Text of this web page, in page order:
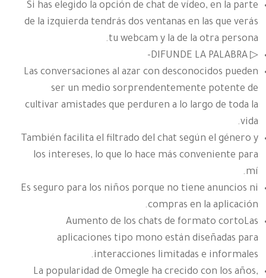
Si has elegido la opción de chat de vídeo, en la parte
de la izquierda tendrás dos ventanas en las que verás
tu webcam y la de la otra persona.
▷ DIFUNDE LA PALABRA-
Las conversaciones al azar con desconocidos pueden
ser un medio sorprendentemente potente de
cultivar amistades que perduren a lo largo de toda la
vida.
También facilita el filtrado del chat según el género y
los intereses, lo que lo hace más conveniente para
mí.
Es seguro para los niños porque no tiene anuncios ni
compras en la aplicación.
Aumento de los chats de formato cortoLas
aplicaciones tipo mono están diseñadas para
interacciones limitadas e informales.
La popularidad de Omegle ha crecido con los años,